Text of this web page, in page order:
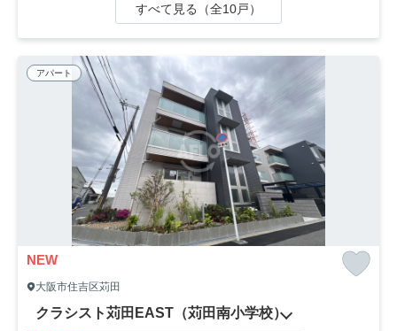
すべて見る（全10戸）
アパート
NEW
大阪市住吉区苅田
クラシスト苅田EAST（苅田南小学校）